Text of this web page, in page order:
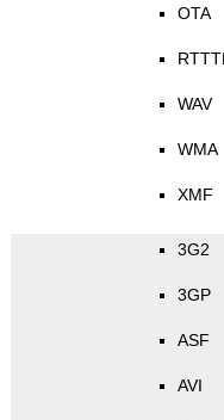
OTA
RTTTL
WAV
WMA
XMF
3G2
3GP
ASF
AVI